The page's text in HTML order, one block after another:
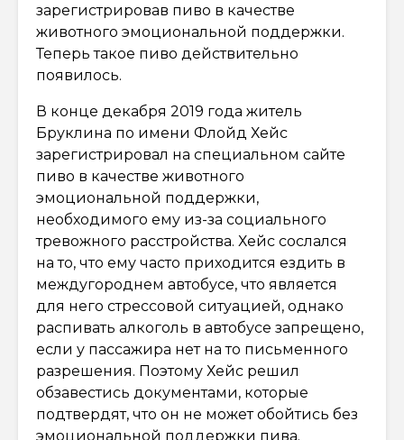
зарегистрировав пиво в качестве
животного эмоциональной поддержки.
Теперь такое пиво действительно
появилось.
В конце декабря 2019 года житель
Бруклина по имени Флойд Хейс
зарегистрировал на специальном сайте
пиво в качестве животного
эмоциональной поддержки,
необходимого ему из-за социального
тревожного расстройства. Хейс сослался
на то, что ему часто приходится ездить в
междугороднем автобусе, что является
для него стрессовой ситуацией, однако
распивать алкоголь в автобусе запрещено,
если у пассажира нет на то письменного
разрешения. Поэтому Хейс решил
обзавестись документами, которые
подтвердят, что он не может обойтись без
эмоциональной поддержки пива.